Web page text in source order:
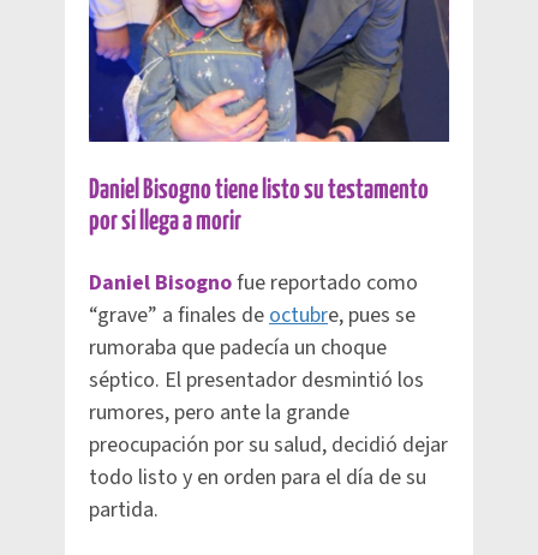
Daniel Bisogno tiene listo su testamento
por si llega a morir
Daniel Bisognofue reportado como
“grave” a finales deoctubre, pues se
rumoraba que padecía un choque
séptico. El presentador desmintió los
rumores, pero ante la grande
preocupación por su salud, decidió dejar
todo listo y en orden para el día de su
partida.